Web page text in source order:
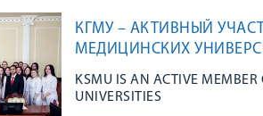
КГМУ – АКТИВНЫЙ
МЕДИЦИНСКИХ
KSMU IS AN ACTIVE
UNIVERSITIES